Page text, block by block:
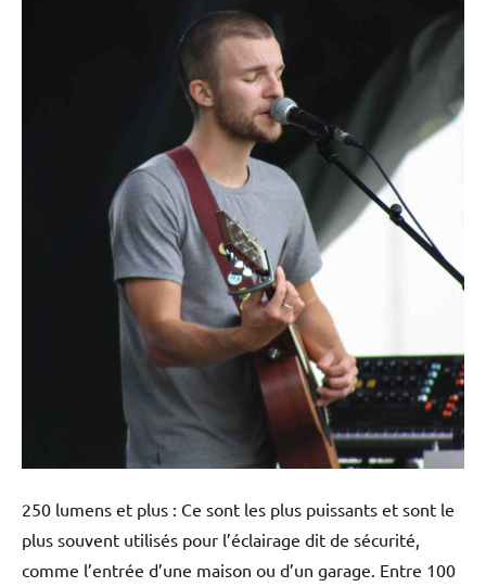
250 lumens et plus : Ce sont les plus puissants et sont le
plus souvent utilisés pour l’éclairage dit de sécurité,
comme l’entrée d’une maison ou d’un garage. Entre 100